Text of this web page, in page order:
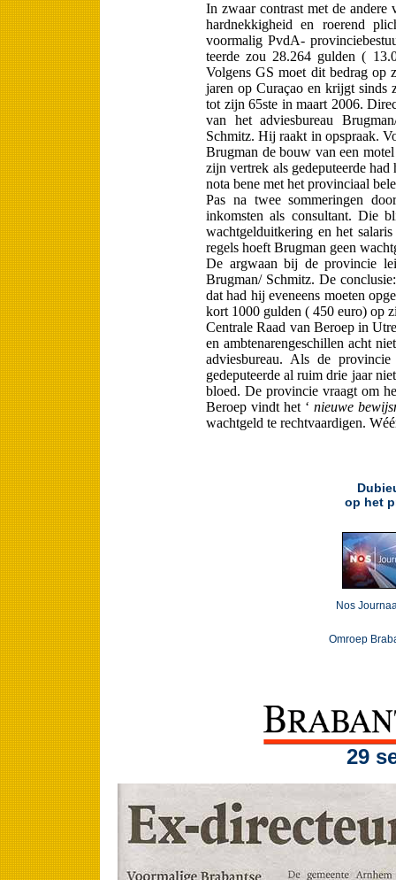
In zwaar contrast met de andere
hardnek­kigheid en roerend
voormalig PvdA-
teerde zou 28.264 gulden (
Volgens GS moet dit bedrag op
jaren op Curaçao en krijgt sinds
tot zijn 65ste in maart 2006.
van het adviesbu­reau
Schmitz. Hij raakt in opspraak.
Brugman de bouw van een
zijn vertrek als gedeputeerde
nota bene met het provinciaal
Pas na twee sommeringen
inkomsten als consultant. Die
wachtgelduitkering en het
regels hoeft Brugman geen
De argwaan bij de provincie
Brugman/ Schmitz. De
dat had hij eveneens moeten
kort 1000 gulden ( 450 euro) op
Centrale Raad van Beroep in
en ambtenarengeschillen acht
adviesbu­reau. Als de
gedeputeerde al ruim drie jaar
bloed. De provincie vraagt om
Beroep vindt het ‘ nieuwe
wachtgeld te rechtvaardigen.
op het
Nos
Omroep
29